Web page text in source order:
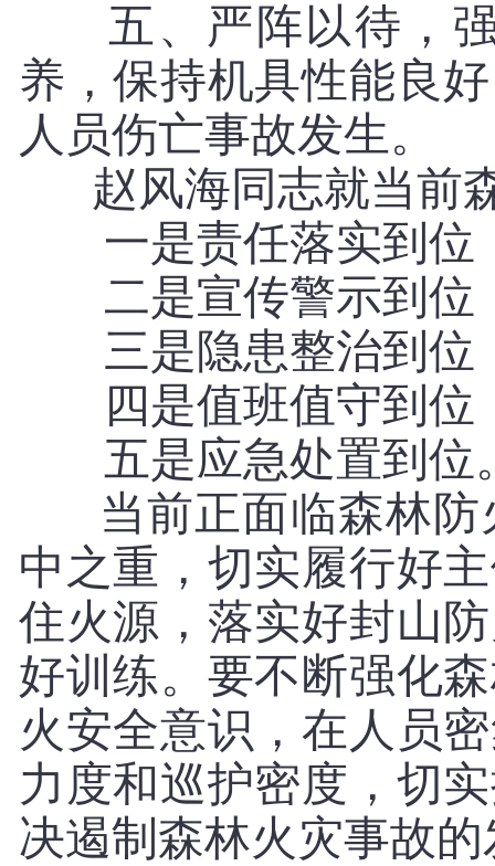
五、严阵以待，强
养，保持机具性能良
人员伤亡事故发生。
赵风海同志就当前
一是责任落实到位
二是宣传警示到位
三是隐患整治到位
四是值班值守到位
五是应急处置到位
当前正面临森林防
中之重，切实履行好
住火源，落实好封山
好训练。要不断强化
火安全意识，在人员
力度和巡护密度，切
决遏制森林火灾事故